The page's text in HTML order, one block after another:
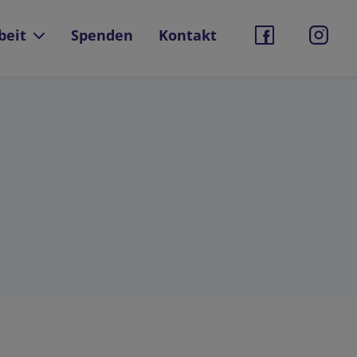
Spenden Kontakt